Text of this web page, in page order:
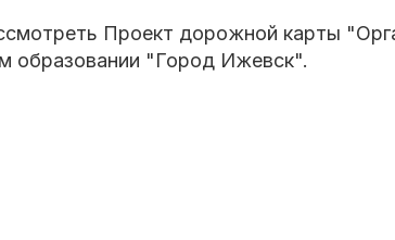
Проект дорожной карты
образовании "Город Ижевск".